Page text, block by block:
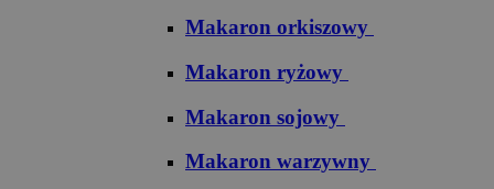
Makaron orkiszowy
Makaron ryżowy
Makaron sojowy
Makaron warzywny